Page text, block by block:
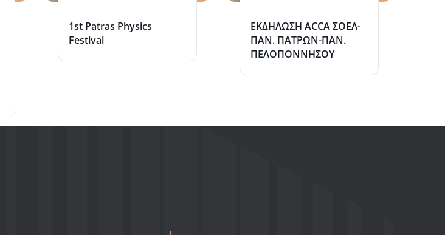
1st Patras Physics
Festival
ΕΚΔΗΛΩΣΗ ΑCCA ΣΟΕΛ-
ΠΑΝ. ΠΑΤΡΩΝ-ΠΑΝ.
ΠΕΛΟΠΟΝΝΗΣΟΥ